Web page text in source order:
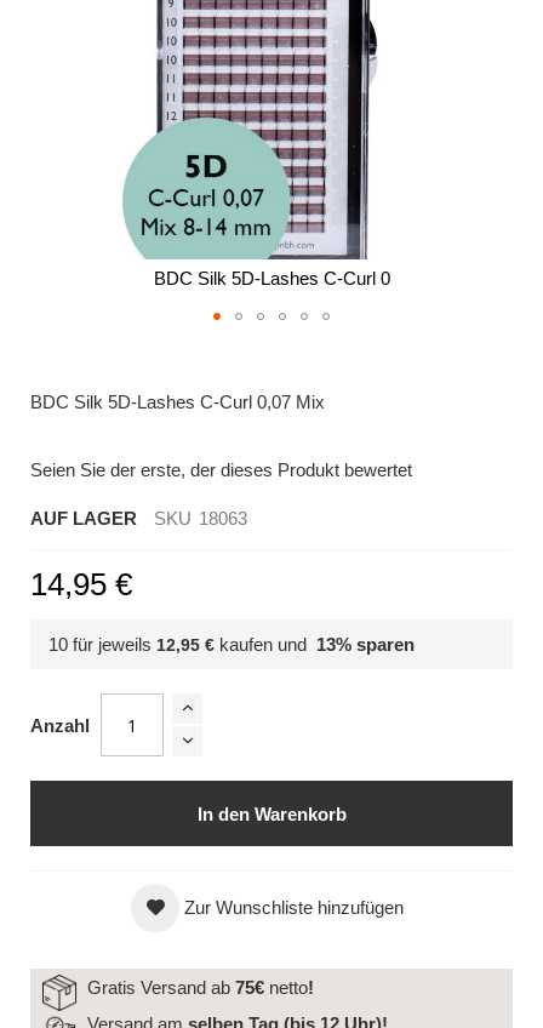
BDC Silk 5D-Lashes C-Curl 0
der
BDC Silk 5D-Lashes C-Curl 0,07 Mix
Seien Sie der erste, der dieses Produkt bewertet
AUF LAGER SKU 18063
14,95 €
10 für jeweils 12,95 € kaufen und 13% sparen
Anzahl
In den Warenkorb
Zur Wunschliste hinzufügen
Gratis Versand ab 75€ netto!
Versand am selben Tag (bis 12 Uhr)!